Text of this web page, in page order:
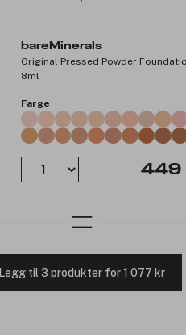
bareMinerals
Original Pressed Powder
8ml
Farge
449
Legg til 3 produkter for 1 077 kr